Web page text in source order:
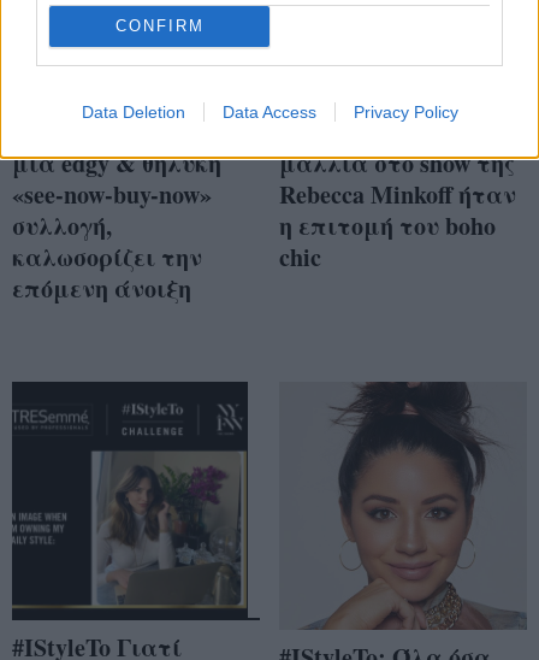
CONFIRM
Data Deletion Data Access Privacy Policy
Η Rebecca Minkoff, με
μία edgy & θηλυκή
«see-now-buy-now»
συλλογή,
καλωσορίζει την
επόμενη άνοιξη
TRESnyfw: Τα
μαλλιά στο show της
Rebecca Minkoff ήταν
η επιτομή του boho
chic
#IStyleTo Γιατί